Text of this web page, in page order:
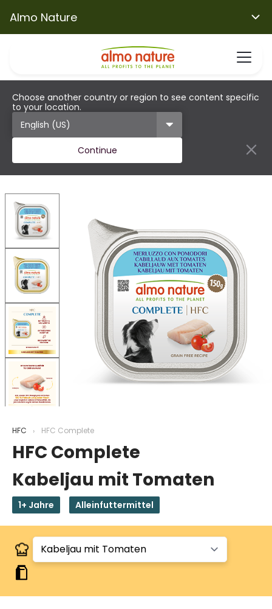
Almo Nature
Choose another country or region to see content specific
to your location.
Continue
HFC HFC Complete
HFC Complete
Kabeljau mit Tomaten
1+ Jahre Alleinfuttermittel